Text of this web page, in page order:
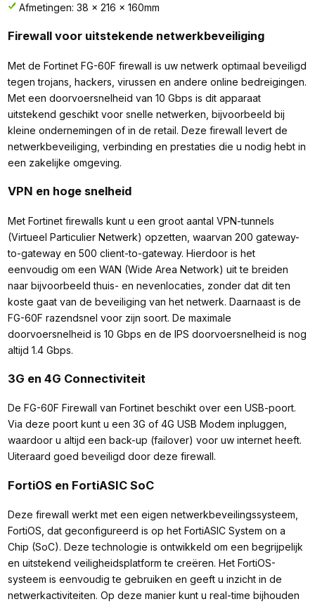
Afmetingen: 38 x 216 x 160mm
Firewall voor uitstekende netwerkbeveiliging
Met de Fortinet FG-60F firewall is uw netwerk optimaal beveiligd
tegen trojans, hackers, virussen en andere online bedreigingen.
Met een doorvoersnelheid van 10 Gbps is dit apparaat
uitstekend geschikt voor snelle netwerken, bijvoorbeeld bij
kleine ondernemingen of in de retail. Deze firewall levert de
netwerkbeveiliging, verbinding en prestaties die u nodig hebt in
een zakelijke omgeving.
VPN en hoge snelheid
Met Fortinet firewalls kunt u een groot aantal VPN-tunnels
(Virtueel Particulier Netwerk) opzetten, waarvan 200 gateway-
to-gateway en 500 client-to-gateway. Hierdoor is het
eenvoudig om een WAN (Wide Area Network) uit te breiden
naar bijvoorbeeld thuis- en nevenlocaties, zonder dat dit ten
koste gaat van de beveiliging van het netwerk. Daarnaast is de
FG-60F razendsnel voor zijn soort. De maximale
doorvoersnelheid is 10 Gbps en de IPS doorvoersnelheid is nog
altijd 1.4 Gbps.
3G en 4G Connectiviteit
De FG-60F Firewall van Fortinet beschikt over een USB-poort.
Via deze poort kunt u een 3G of 4G USB Modem inpluggen,
waardoor u altijd een back-up (failover) voor uw internet heeft.
Uiteraard goed beveiligd door deze firewall.
FortiOS en FortiASIC SoC
Deze firewall werkt met een eigen netwerkbeveilingssysteem,
FortiOS, dat geconfigureerd is op het FortiASIC System on a
Chip (SoC). Deze technologie is ontwikkeld om een begrijpelijk
en uitstekend veiligheidsplatform te creëren. Het FortiOS-
systeem is eenvoudig te gebruiken en geeft u inzicht in de
netwerkactiviteiten. Op deze manier kunt u real-time bijhouden